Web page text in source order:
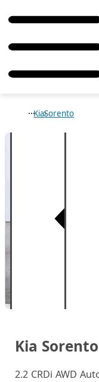
KiaSorento
Kia
2.2 CRDi AWD